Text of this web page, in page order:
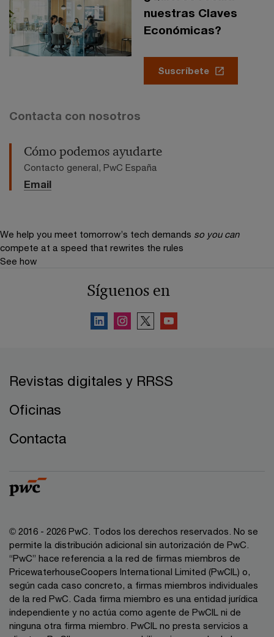
nuestras Claves
Económicas?
Suscríbete
Contacta con nosotros
Cómo podemos ayudarte
Contacto general, PwC España
Email
We help you meet tomorrow’s tech demands so you can
compete at a speed that rewrites the rules
See how
Síguenos en
Revistas digitales y RRSS
Oficinas
Contacta
© 2016 - 2026 PwC. Todos los derechos reservados. No se
permite la distribución adicional sin autorización de PwC.
“PwC” hace referencia a la red de firmas miembros de
PricewaterhouseCoopers International Limited (PwCIL) o,
según cada caso concreto, a firmas miembros individuales
de la red PwC. Cada firma miembro es una entidad jurídica
independiente y no actúa como agente de PwCIL ni de
ninguna otra firma miembro. PwCIL no presta servicios a